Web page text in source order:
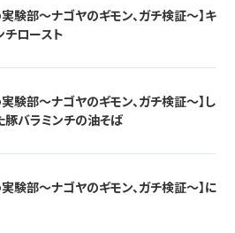
実験部～ナゴヤのギモン、ガチ検証～】キ
チロースト
実験部～ナゴヤのギモン、ガチ検証～】し
豚バラミンチの油そば
実験部～ナゴヤのギモン、ガチ検証～】に